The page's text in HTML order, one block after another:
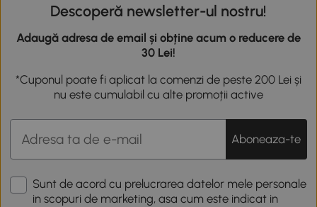
Descoperă newsletter-ul nostru!
Adaugă adresa de email și obține acum o reducere de
30 Lei!
*Cuponul poate fi aplicat la comenzi de peste 200 Lei și
nu este cumulabil cu alte promoții active
Aboneaza-te
Sunt de acord cu prelucrarea datelor mele personale
in scopuri de marketing, asa cum este indicat in